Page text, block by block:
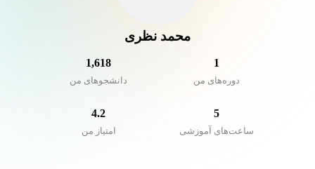
محمد نظری
1
دوره‌های من
1,618
دانشجو‌های من
5
ساعت‌های آموزشی
4.2
امتیاز من